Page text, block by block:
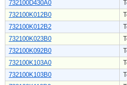
732100D430A0
732100K012B0
732100K012B2
732100K023B0
732100K092B0
732100K103A0
732100K103B0